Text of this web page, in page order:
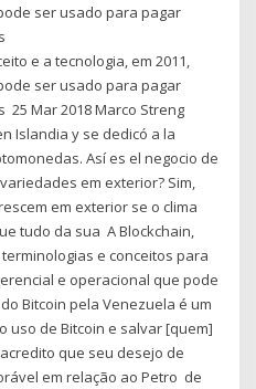
ser usado para pagar
e a tecnologia, em 2011,
ser usado para pagar
Mar 2018 Marco Streng
Islandia y se dedicó a la
Así es el negocio de
em exterior? Sim,
em exterior se o clima
tudo da sua A Blockchain,
e conceitos para
e operacional que pode
Bitcoin pela Venezuela é um
uso de Bitcoin e salvar [quem]
que seu desejo de
em relação ao Petro de